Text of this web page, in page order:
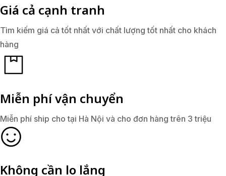
Giá cả cạnh tranh
Tìm kiếm giá cả tốt nhất với chất lượng tốt nhất cho khách
hàng
Miễn phí vận chuyển
Miễn phí ship cho tại Hà Nội và cho đơn hàng trên 3 triệu
Không cần lo lắng